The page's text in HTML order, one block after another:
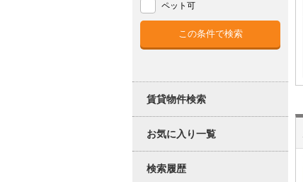
ペット可
賃貸物件検索
お気に入り一覧
検索履歴